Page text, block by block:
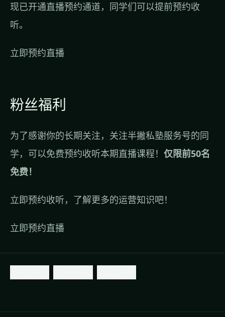
现已开通直播预约通道，同学们可以提前预约收
听。
立即预约直播
粉丝福利
为了感谢你的长期关注，关注半撇私塾服务号的同
学，可以免费预约收听本期直播课程！ 仅限前50名
免费！
立即预约收听，了解更多的运营知识吧！
立即预约直播